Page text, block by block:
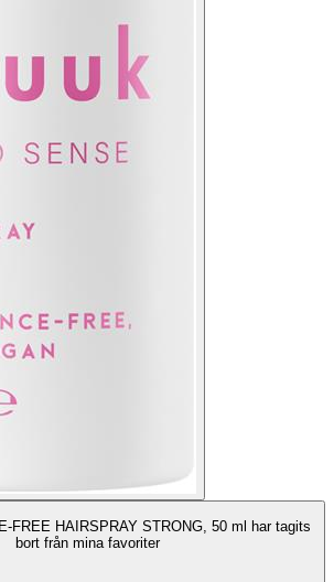
FREE HAIRSPRAY STRONG, 50 ml har tagits
bort från mina favoriter